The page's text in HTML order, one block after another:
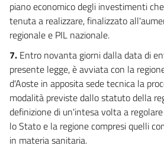
62
63
64
65
66
67
68
69
piano economico degli investimenti
tenuta a realizzare, finalizzato
regionale e PIL nazionale.
7. Entro novanta giorni dalla data di
presente legge, è avviata con la
d'Aoste in apposita sede tecnica la
modalità previste dallo statuto della
definizione di un'intesa volta a
lo Stato e la regione compresi quelli
in materia sanitaria.